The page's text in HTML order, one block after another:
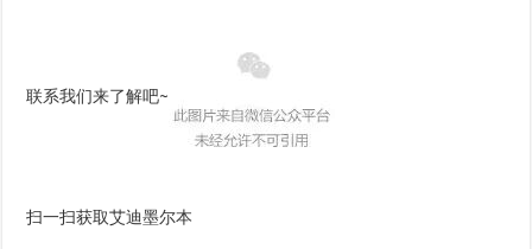
联系我们来了解吧~
扫一扫获取艾迪墨尔本